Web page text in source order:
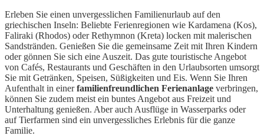
Erleben Sie einen unvergesslichen Familienurlaub auf den
griechischen Inseln: Beliebte Ferienregionen wie Kardamena (Kos),
Faliraki (Rhodos) oder Rethymnon (Kreta) locken mit malerischen
Sandstränden. Genießen Sie die gemeinsame Zeit mit Ihren Kindern
oder gönnen Sie sich eine Auszeit. Das gute touristische Angebot
von Cafés, Restaurants und Geschäften in den Urlaubsorten umsorgt
Sie mit Getränken, Speisen, Süßigkeiten und Eis. Wenn Sie Ihren
Aufenthalt in einerfamilienfreundlichen Ferienanlage verbringen,
können Sie zudem meist ein buntes Angebot aus Freizeit und
Unterhaltung genießen. Aber auch Ausflüge in Wasserparks oder
auf Tierfarmen sind ein unvergessliches Erlebnis für die ganze
Familie.